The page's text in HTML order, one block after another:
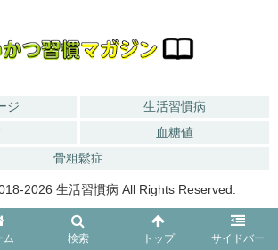
ジ
生活習慣病
血糖値
骨粗鬆症
2026 生活習慣病 All Rights Reserved.
ム 検索 トップ サイドバー